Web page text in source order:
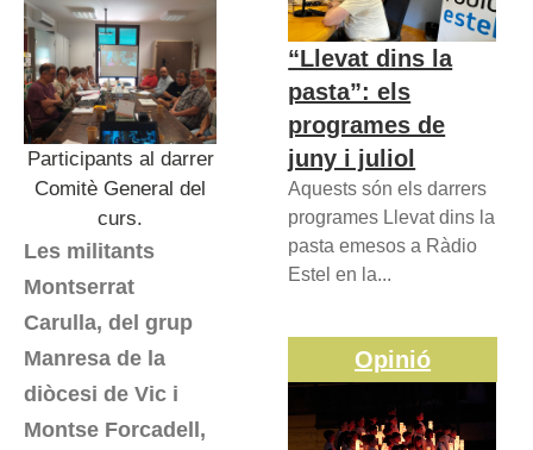
Participants al darrer
Comitè General del
curs.
Les militants
Montserrat
Carulla, del grup
Manresa de la
diòcesi de Vic i
Montse Forcadell,
“Llevat dins la
pasta”: els
programes de
juny i juliol
Aquests són els darrers
programes Llevat dins la
pasta emesos a Ràdio
Estel en la...
Opinió